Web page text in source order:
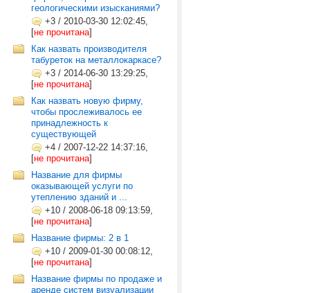
геологическими изысканиями?
+3 / 2010-03-30 12:02:45,
[не прочитана]
Как назвать производителя
табуреток на металлокаркасе?
+3 / 2014-06-30 13:29:25,
[не прочитана]
Как назвать новую фирму,
чтобы прослеживалось ее
принадлежность к
существующей
+4 / 2007-12-22 14:37:16,
[не прочитана]
Название для фирмы
оказывающей услуги по
утеплению зданий и ...
+10 / 2008-06-18 09:13:59,
[не прочитана]
Название фирмы: 2 в 1
+10 / 2009-01-30 00:08:12,
[не прочитана]
Название фирмы по продаже и
аренде систем визуализации